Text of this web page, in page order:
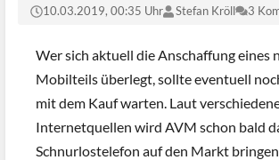
10.03.2019, 00:35 Uhr Stefan Kröll 3
Wer sich aktuell die Anschaffung eines
Mobilteils überlegt, sollte eventuell
mit dem Kauf warten. Laut
Internetquellen wird AVM schon bald
Schnurlostelefon auf den Markt